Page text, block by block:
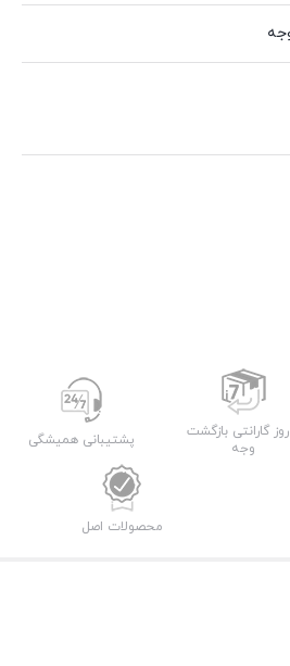
7 روز گارانتی بازگشت
وجه
پشتیبانی همیشگی
محصولات اصل